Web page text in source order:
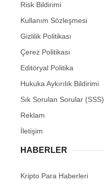
Risk Bildirimi
Kullanım Sözleşmesi
Gizlilik Politikası
Çerez Politikası
Editöryal Politika
Hukuka Aykırılık Bildirimi
Sık Sorulan Sorular (SSS)
Reklam
İletişim
HABERLER
Kripto Para Haberleri